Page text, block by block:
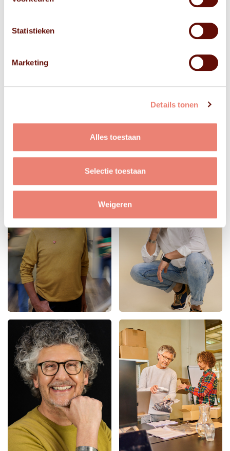
Statistieken
Marketing
Details tonen
Alles toestaan
Selectie toestaan
Weigeren